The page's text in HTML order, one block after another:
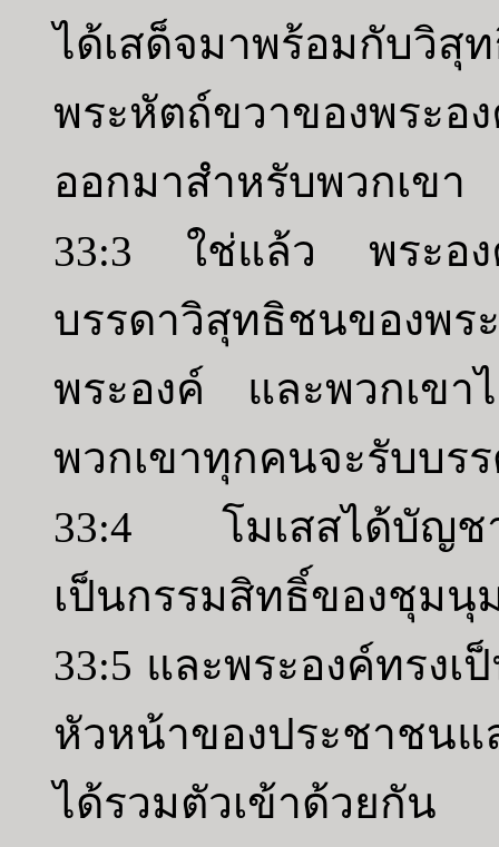
ได้เสด็จมาพร้อมกับ
พระหัตถ์ขวาของพระอ
ออกมาสำหรับพวกเขา
33:3 ใช่แล้ว พระอง
บรรดาวิสุทธิชนของพร
พระองค์ และพวกเขา
พวกเขาทุกคนจะรับบร
33:4 โมเสสได้บัญชา
เป็นกรรมสิทธิ์ของชุมนุ
33:5 และพระองค์ทรงเ
หัวหน้าของประชาชนแ
ได้รวมตัวเข้าด้วยกัน